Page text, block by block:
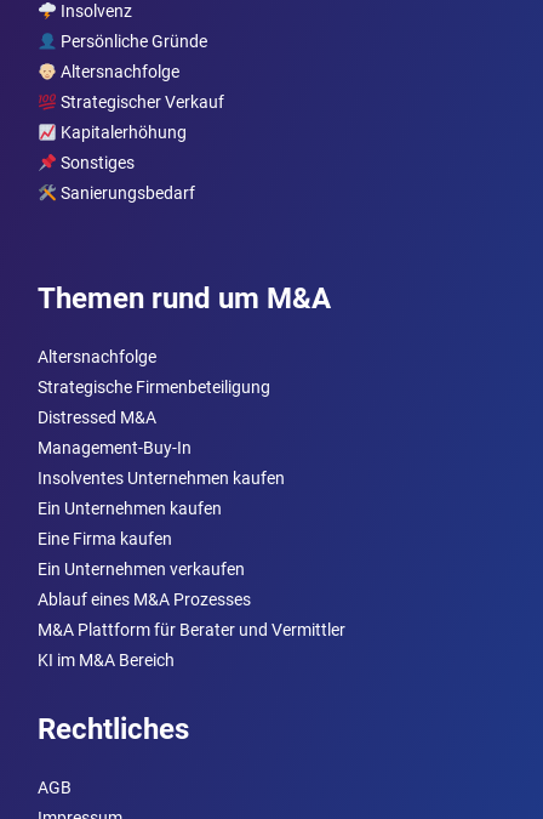
Insolvenz
Persönliche Gründe
Altersnachfolge
Strategischer Verkauf
Kapitalerhöhung
Sonstiges
Sanierungsbedarf
Themen rund um M&A
Altersnachfolge
Strategische Firmenbeteiligung
Distressed M&A
Management-Buy-In
Insolventes Unternehmen kaufen
Ein Unternehmen kaufen
Eine Firma kaufen
Ein Unternehmen verkaufen
Ablauf eines M&A Prozesses
M&A Plattform für Berater und Vermittler
KI im M&A Bereich
Rechtliches
AGB